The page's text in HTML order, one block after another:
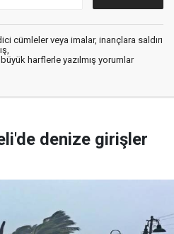
cümleler veya imalar, inançlara saldırı
harflerle yazılmış yorumlar
denize girişler